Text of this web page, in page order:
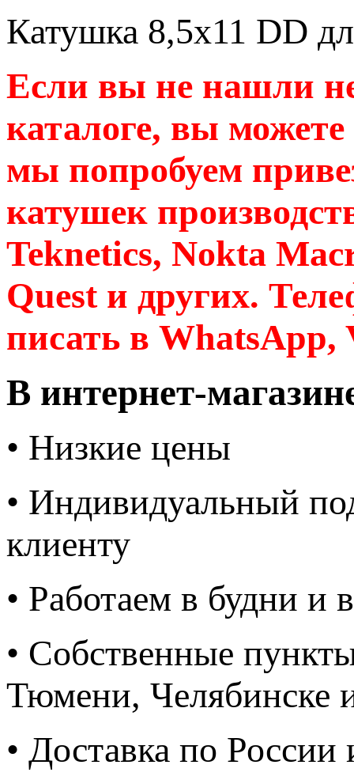
Катушка 8,5x11 DD
Если вы не нашли
каталоге, вы
мы попробуем
катушек
Teknetics, Nokta
Quest и других.
писать в WhatsApp,
В интернет-
• Низкие цены
• Индивидуальный
клиенту
• Работаем в будни и
• Собственные
Тюмени, Челябинске
• Доставка по